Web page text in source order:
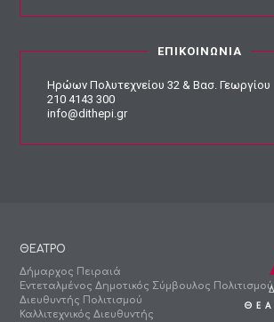
ΕΠΙΚΟΙΝΩΝΙΑ
Ηρώων Πολυτεχνείου 32 & Βασ. Γεωργίου
210 4143 300
info@dithepi.gr
ΘΕΑΤΡΟ
Δήμαρχος Πειραιά
Εντεταλμένος Δημοτικός Σύμβουλος Πολιτισμού
Διευθυντής Πολιτισμού
Καλλιτεχνικός Διευθυντής